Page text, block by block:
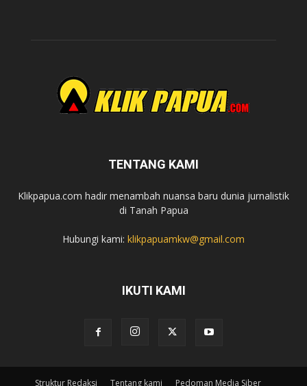
TENTANG KAMI
Klikpapua.com hadir menambah nuansa baru dunia jurnalistik
di Tanah Papua
Hubungi kami: klikpapuamkw@gmail.com
IKUTI KAMI
Struktur Redaksi Tentang kami Pedoman Media Siber